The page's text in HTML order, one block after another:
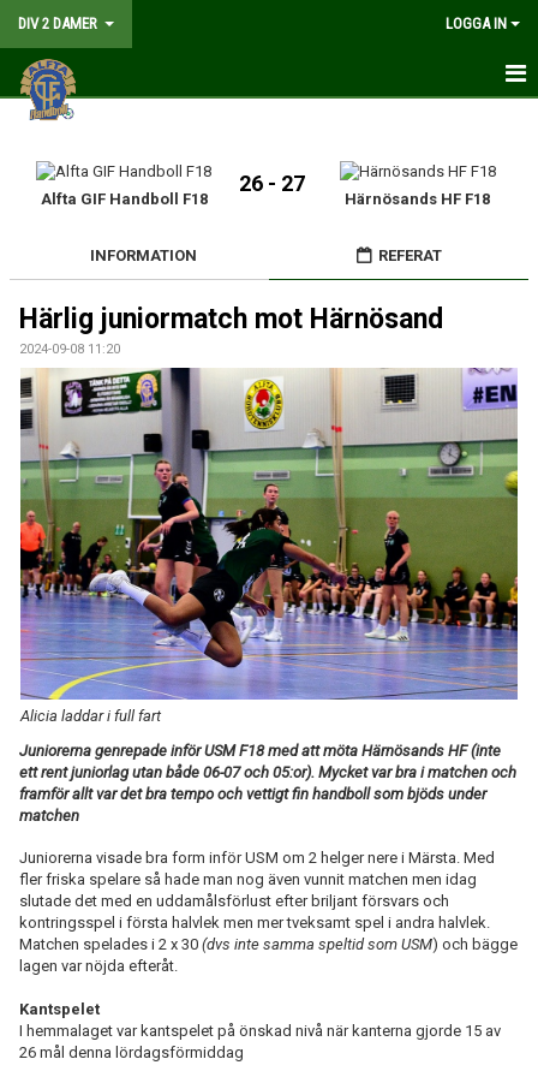
DIV 2 DAMER LOGGA IN
HEM
NYHETER
MATCHER
KALENDER
TRUPPEN
DOKUMENT
KONTAKT
LIVESÄNDNING
TABELL
Alfta GIF Handboll F18
26 - 27
Härnösands HF F18
INFORMATION REFERAT
Härlig juniormatch mot Härnösand
2024-09-08 11:20
Alicia laddar i full fart
Juniorerna genrepade inför USM F18 med att möta Härnösands HF (inte
ett rent juniorlag utan både 06-07 och 05:or). Mycket var bra i matchen och
framför allt var det bra tempo och vettigt fin handboll som bjöds under
matchen
Juniorerna visade bra form inför USM om 2 helger nere i Märsta. Med
fler friska spelare så hade man nog även vunnit matchen men idag
slutade det med en uddamålsförlust efter briljant försvars och
kontringsspel i första halvlek men mer tveksamt spel i andra halvlek.
Matchen spelades i 2 x 30 (dvs inte samma speltid som USM) och bägge
lagen var nöjda efteråt.
Kantspelet
I hemmalaget var kantspelet på önskad nivå när kanterna gjorde 15 av
26 mål denna lördagsförmiddag